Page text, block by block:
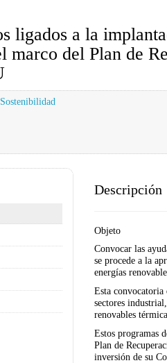
ligados a la
marco del Plan de
Descripción
Objeto
Convocar las
se procede a la
energías
Esta convocatoria
sectores
renovables
Estos programas
Plan de
inversión de su